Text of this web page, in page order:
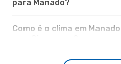
para Manado?
Como é o clima em